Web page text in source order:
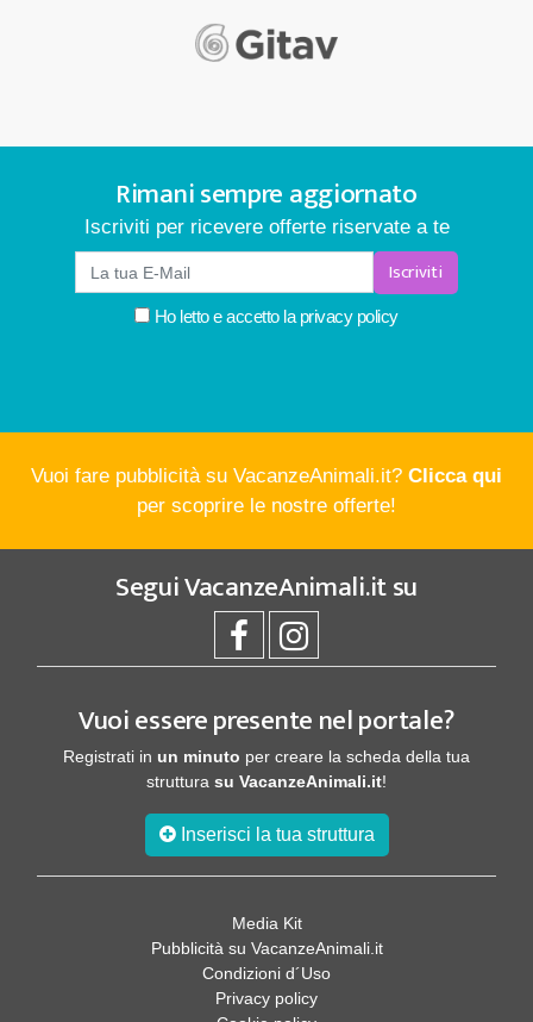
Rimani sempre aggiornato
Iscriviti per ricevere offerte riservate a te
Iscriviti
Ho letto e accetto la privacy policy
Vuoi fare pubblicità su VacanzeAnimali.it? Clicca qui
per scoprire le nostre offerte!
SeguiVacanzeAnimali.itsu
Vuoi essere presente nel portale?
Registrati in un minuto per creare la scheda della tua
struttura su VacanzeAnimali.it!
Inserisci la tua struttura
Media Kit
Pubblicità su VacanzeAnimali.it
Condizioni d´Uso
Privacy policy